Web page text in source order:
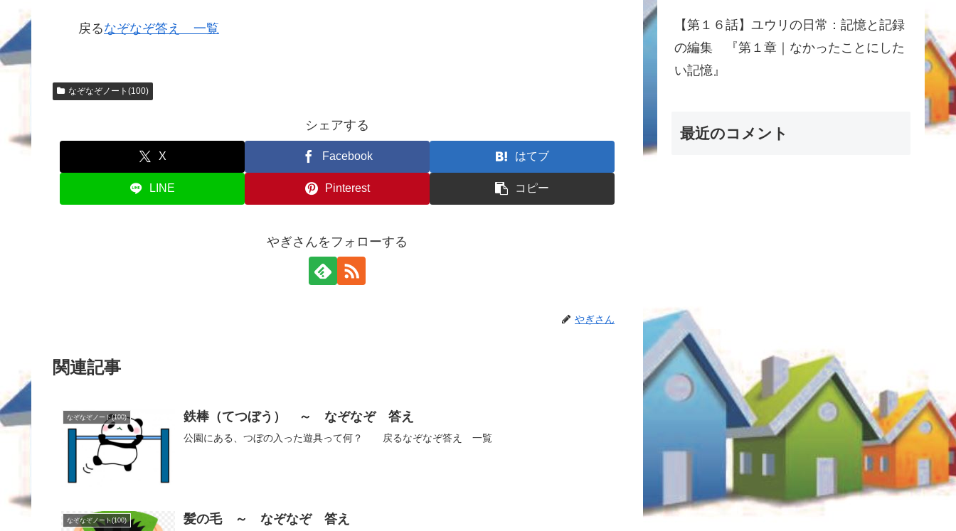
戻るなぞなぞ答え 一覧
なぞなぞノート(100)
シェアする
X Facebook はてブ
LINE Pinterest コピー
やぎさんをフォローする
やぎさん
関連記事
なぞなぞノート(100) 鉄棒（てつぼう） ～ なぞなぞ 答え
公園にある、つぼの入った遊具って何？ 戻るなぞなぞ答え 一覧
なぞなぞノート(100) 髪の毛 ～ なぞなぞ 答え
【第１６話】ユウリの日常：記憶と記録
の編集 『第１章｜なかったことにした
い記憶』
最近のコメント